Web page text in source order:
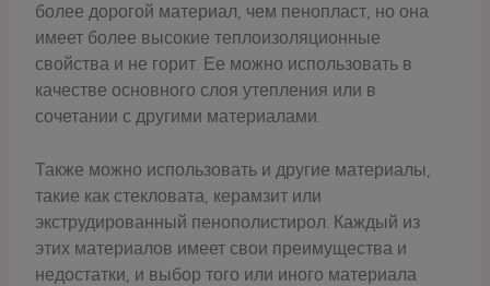
более дорогой материал, чем пенопласт, но она
имеет более высокие теплоизоляционные
свойства и не горит. Ее можно использовать в
качестве основного слоя утепления или в
сочетании с другими материалами.
Также можно использовать и другие материалы,
такие как стекловата, керамзит или
экструдированный пенополистирол. Каждый из
этих материалов имеет свои преимущества и
недостатки, и выбор того или иного материала